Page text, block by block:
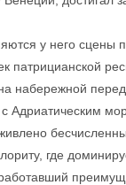
у него сцены
набережной
Адриатическим
где